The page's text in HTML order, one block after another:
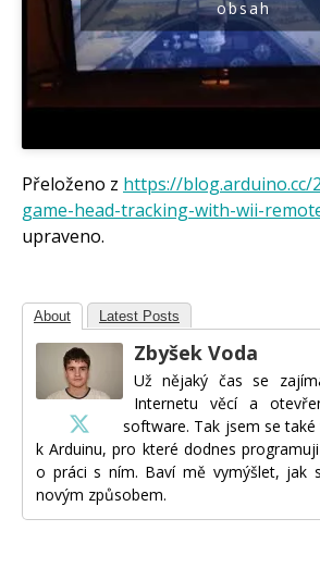
obsah
Přeloženo z https://blog.arduino.cc/
game-head-tracking-with-wii-
upraveno.
About Latest Posts
Zbyšek Voda
Už nějaký čas se
Internetu věcí a
software. Tak jsem se
k Arduinu, pro které dodnes
o práci s ním. Baví mě vymýšlet, jak
novým způsobem.